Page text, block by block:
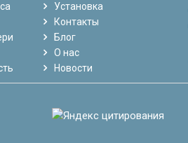
Установка
Контакты
Блог
О нас
Новости